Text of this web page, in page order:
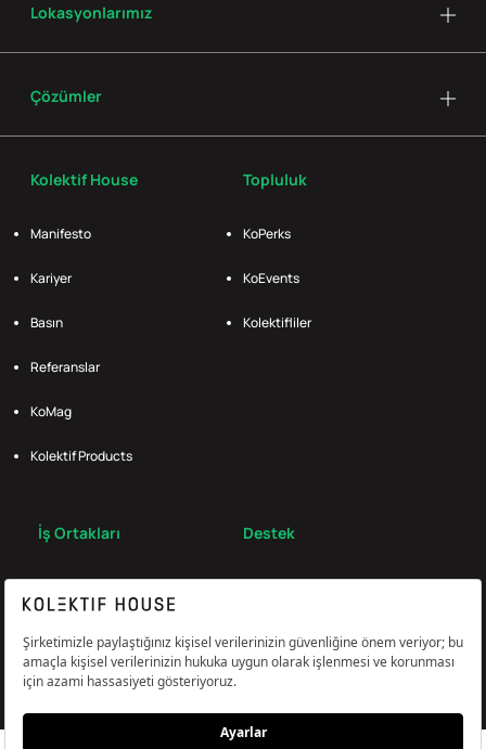
Kolektif House
Manifesto
Kariyer
Basın
Referanslar
KoMag
Kolektif Products
Topluluk
KoPerks
KoEvents
Kolektifliler
İş Ortakları Destek
Lokasyonlarımız
Çözümler